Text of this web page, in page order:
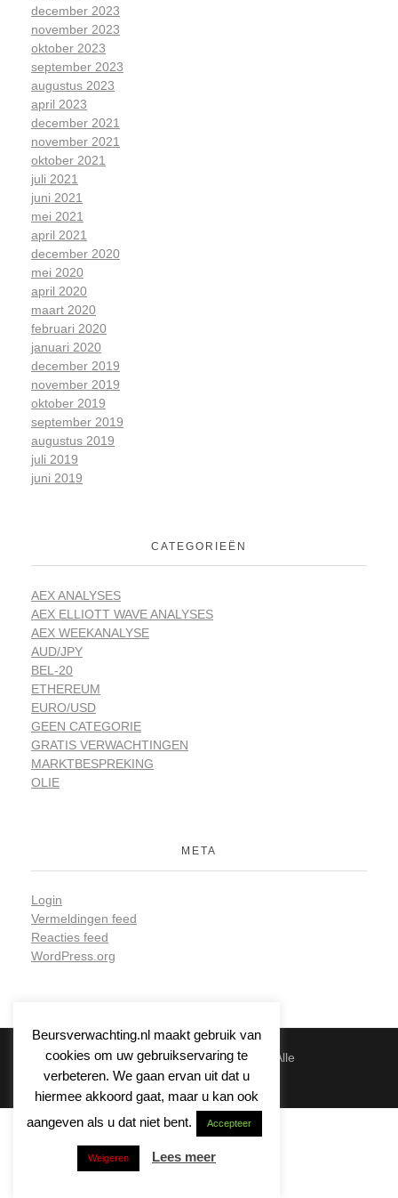
december 2023
november 2023
oktober 2023
september 2023
augustus 2023
april 2023
december 2021
november 2021
oktober 2021
juli 2021
juni 2021
mei 2021
april 2021
december 2020
mei 2020
april 2020
maart 2020
februari 2020
januari 2020
december 2019
november 2019
oktober 2019
september 2019
augustus 2019
juli 2019
juni 2019
CATEGORIEËN
AEX ANALYSES
AEX ELLIOTT WAVE ANALYSES
AEX WEEKANALYSE
AUD/JPY
BEL-20
ETHEREUM
EURO/USD
GEEN CATEGORIE
GRATIS VERWACHTINGEN
MARKTBESPREKING
OLIE
META
Login
Vermeldingen feed
Reacties feed
WordPress.org
© 2026 | Beursverwachting.nl | Alle
Rechten Voorbehouden
Beursverwachting.nl maakt gebruik van
cookies om uw gebruikservaring te
verbeteren. We gaan ervan uit dat u
hiermee akkoord gaat, maar u kan ook
aangeven als u dat niet bent.
Accepteer
Weigeren Lees meer